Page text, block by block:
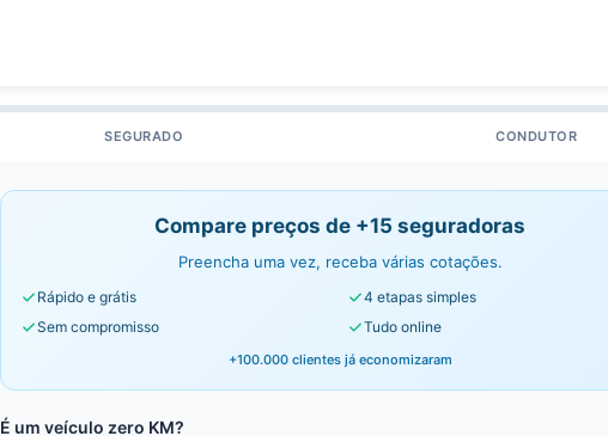
SEGURADO CONDUTOR
Compare preços de +15 seguradoras
Preencha uma vez, receba várias cotações.
Rápido e grátis
4 etapas simples
Sem compromisso
Tudo online
+100.000 clientes já economizaram
É um veículo zero KM?